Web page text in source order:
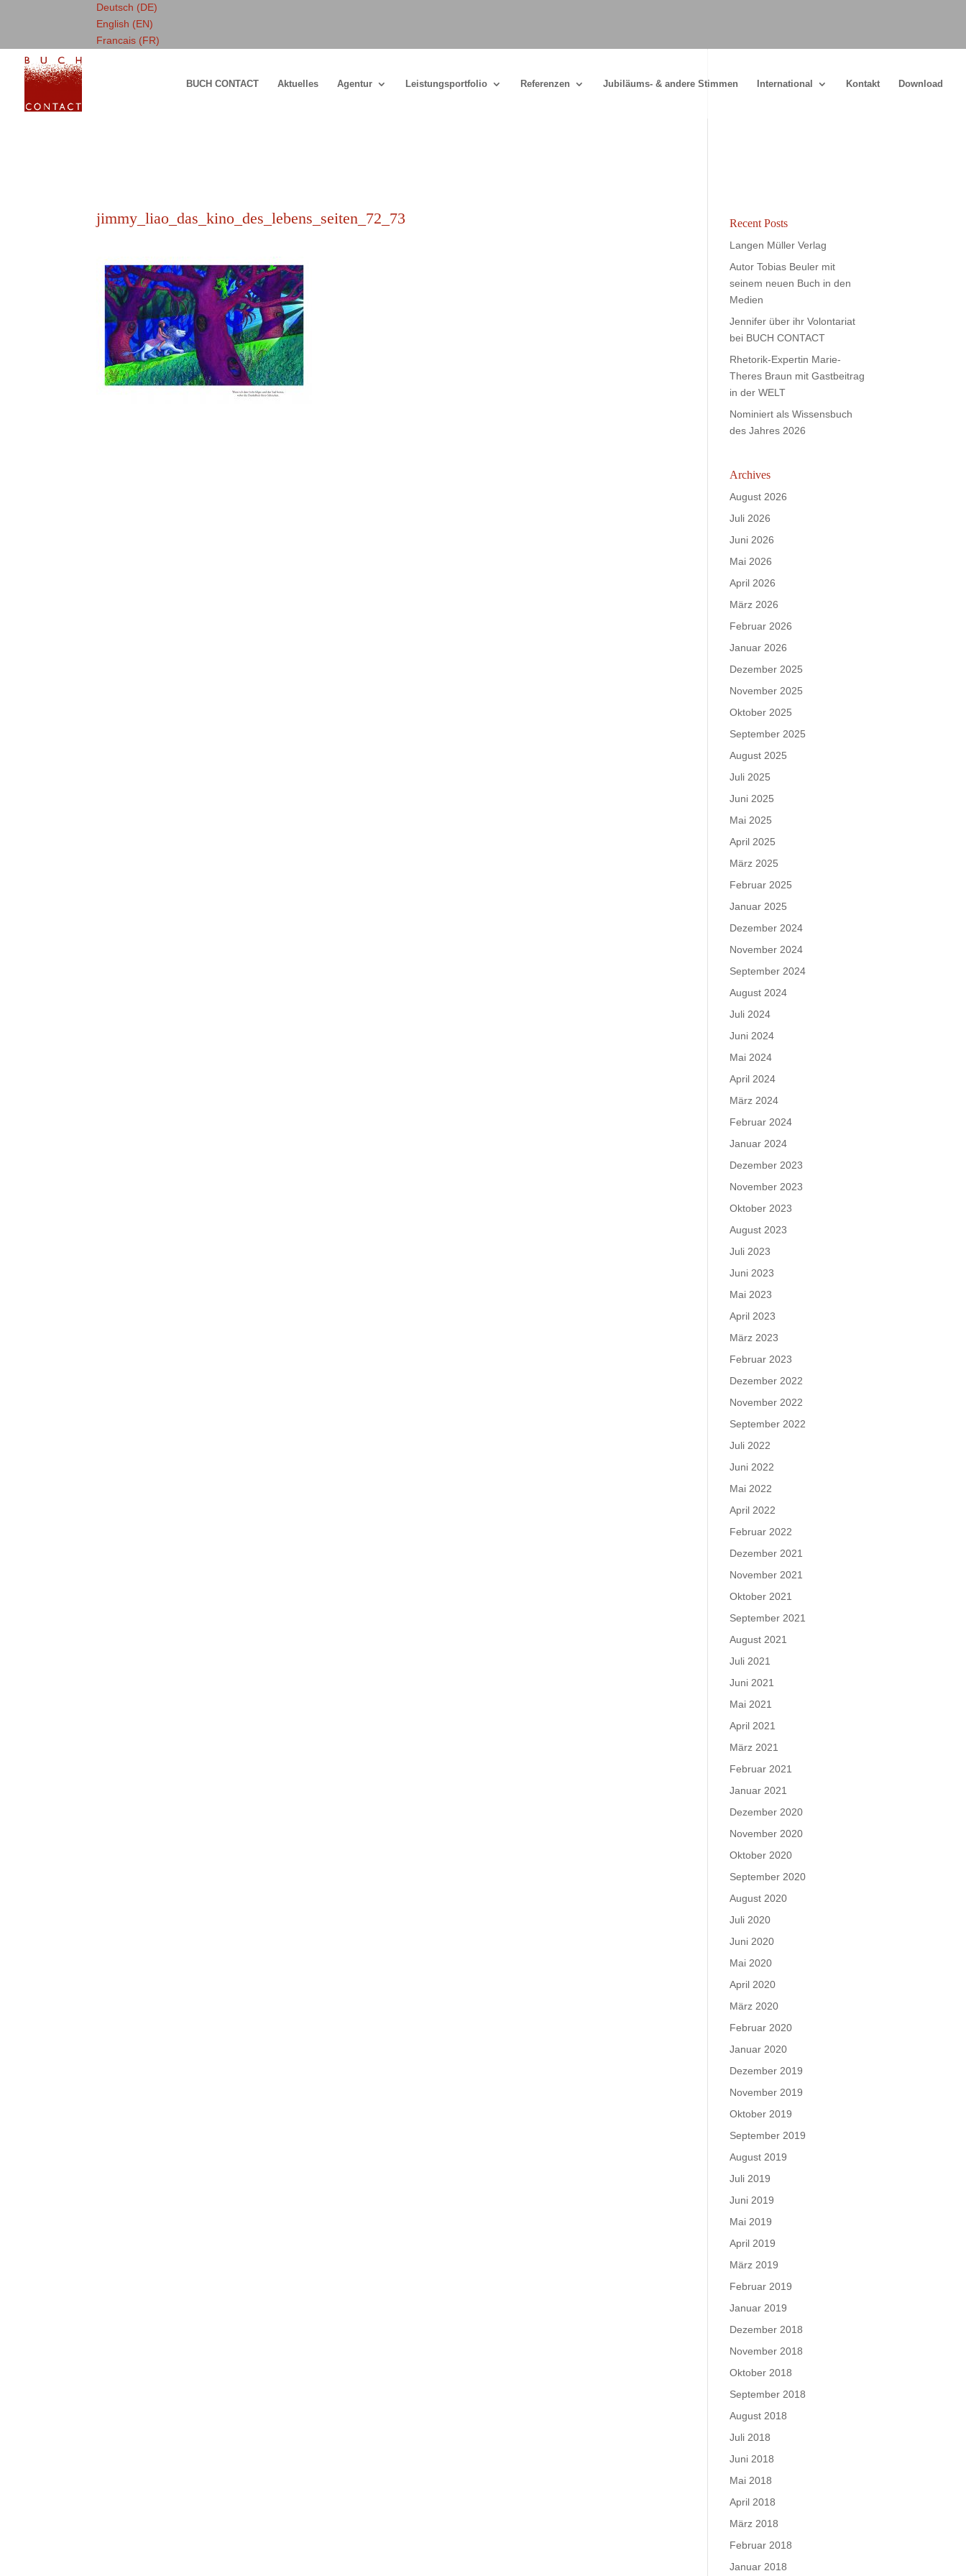
Deutsch (DE)
English (EN)
Francais (FR)
BUCH CONTACT Aktuelles Agentur Leistungsportfolio Referenzen Jubiläums- & andere Stimmen International Kontakt Download
jimmy_liao_das_kino_des_lebens_seiten_72_73 Recent Posts
Langen Müller Verlag
Autor Tobias Beuler mit
seinem neuen Buch in den
Medien
Jennifer über ihr Volontariat
bei BUCH CONTACT
Rhetorik-Expertin Marie-
Theres Braun mit Gastbeitrag
in der WELT
Nominiert als Wissensbuch
des Jahres 2026
Archives
August 2026
Juli 2026
Juni 2026
Mai 2026
April 2026
März 2026
Februar 2026
Januar 2026
Dezember 2025
November 2025
Oktober 2025
September 2025
August 2025
Juli 2025
Juni 2025
Mai 2025
April 2025
März 2025
Februar 2025
Januar 2025
Dezember 2024
November 2024
September 2024
August 2024
Juli 2024
Juni 2024
Mai 2024
April 2024
März 2024
Februar 2024
Januar 2024
Dezember 2023
November 2023
Oktober 2023
August 2023
Juli 2023
Juni 2023
Mai 2023
April 2023
März 2023
Februar 2023
Dezember 2022
November 2022
September 2022
Juli 2022
Juni 2022
Mai 2022
April 2022
Februar 2022
Dezember 2021
November 2021
Oktober 2021
September 2021
August 2021
Juli 2021
Juni 2021
Mai 2021
April 2021
März 2021
Februar 2021
Januar 2021
Dezember 2020
November 2020
Oktober 2020
September 2020
August 2020
Juli 2020
Juni 2020
Mai 2020
April 2020
März 2020
Februar 2020
Januar 2020
Dezember 2019
November 2019
Oktober 2019
September 2019
August 2019
Juli 2019
Juni 2019
Mai 2019
April 2019
März 2019
Februar 2019
Januar 2019
Dezember 2018
November 2018
Oktober 2018
September 2018
August 2018
Juli 2018
Juni 2018
Mai 2018
April 2018
März 2018
Februar 2018
Januar 2018